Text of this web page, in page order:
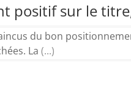
positif sur le
du bon
La (...)